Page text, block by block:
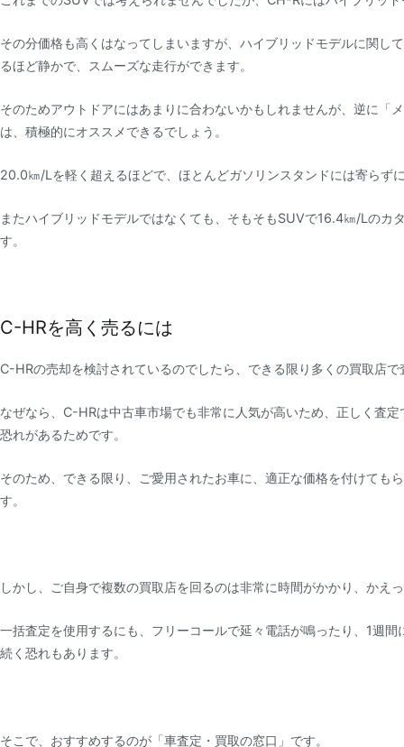
その分価格も高くはなってしまいますが、ハイブリッドモデルに関し
るほど静かで、スムーズな走行ができます。
そのためアウトドアにはあまりに合わないかもしれませんが、逆に「
は、積極的にオススメできるでしょう。
20.0㎞/Lを軽く超えるほどで、ほとんどガソリンスタンドには寄らず
またハイブリッドモデルではなくても、そもそもSUVで16.4㎞/Lのカ
す。
C-HRを高く売るには
C-HRの売却を検討されているのでしたら、できる限り多くの買取店
なぜなら、C-HRは中古車市場でも非常に人気が高いため、正しく査
恐れがあるためです。
そのため、できる限り、ご愛用されたお車に、適正な価格を付けても
す。
しかし、ご自身で複数の買取店を回るのは非常に時間がかかり、かえ
一括査定を使用するにも、フリーコールで延々電話が鳴ったり、1週
続く恐れもあります。
そこで、おすすめするのが「車査定・買取の窓口」です。